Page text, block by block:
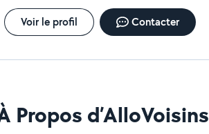
Voir le profil Contacter
Propos d’AlloVoisins